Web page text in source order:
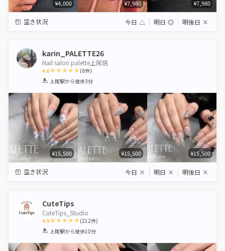
¥4,000 ¥7,980 ¥7,980
空き状況 今日 △ 明日 ◎ 明後日 ×
karin_PALETTE26
Nail salon palette上尾店
4.6
1 2 3 4 5
(6件)
上尾駅から徒歩3分
¥15,500 ¥15,500 ¥15,500
空き状況 今日 × 明日 × 明後日 ×
CuteTips
CuteTips_Studio
4.9
1 2 3 4 5
(212件)
上尾駅から徒歩10分